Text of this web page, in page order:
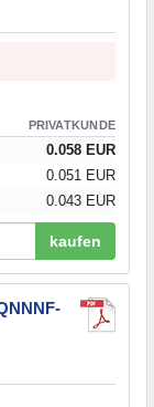
PRIVATKUNDE
0.058 EUR
0.051 EUR
0.043 EUR
kaufen